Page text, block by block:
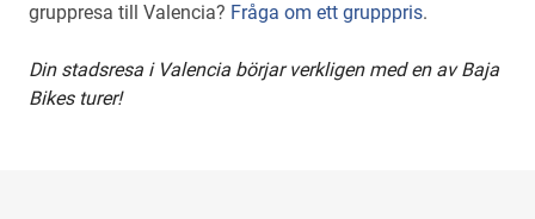
gruppresa till Valencia? Fråga om ett grupppris.
Din stadsresa i Valencia börjar verkligen med en av Baja
Bikes turer!